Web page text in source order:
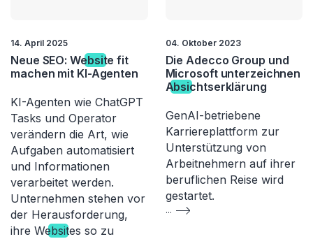
14. April 2025
Neue SEO: Website fit
machen mit KI-Agenten
KI-Agenten wie ChatGPT
Tasks und Operator
verändern die Art, wie
Aufgaben automatisiert
und Informationen
verarbeitet werden.
Unternehmen stehen vor
der Herausforderung,
ihre Websites so zu
04. Oktober 2023
Die Adecco Group und
Microsoft unterzeichnen
Absichtserklärung
GenAI-betriebene
Karriereplattform zur
Unterstützung von
Arbeitnehmern auf ihrer
beruflichen Reise wird
gestartet.
...